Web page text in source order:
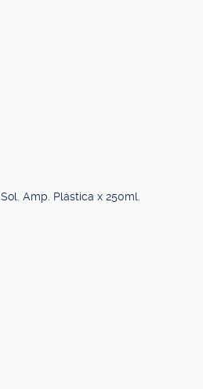
Sol. Amp. Plástica x 250ml.